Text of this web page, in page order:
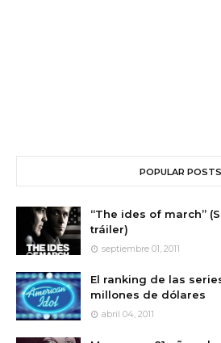
POPULAR POSTS
“The ides of march”
tráiler)
septiembre 01, 2011
El ranking de las
millones de dólares
abril 04, 2011